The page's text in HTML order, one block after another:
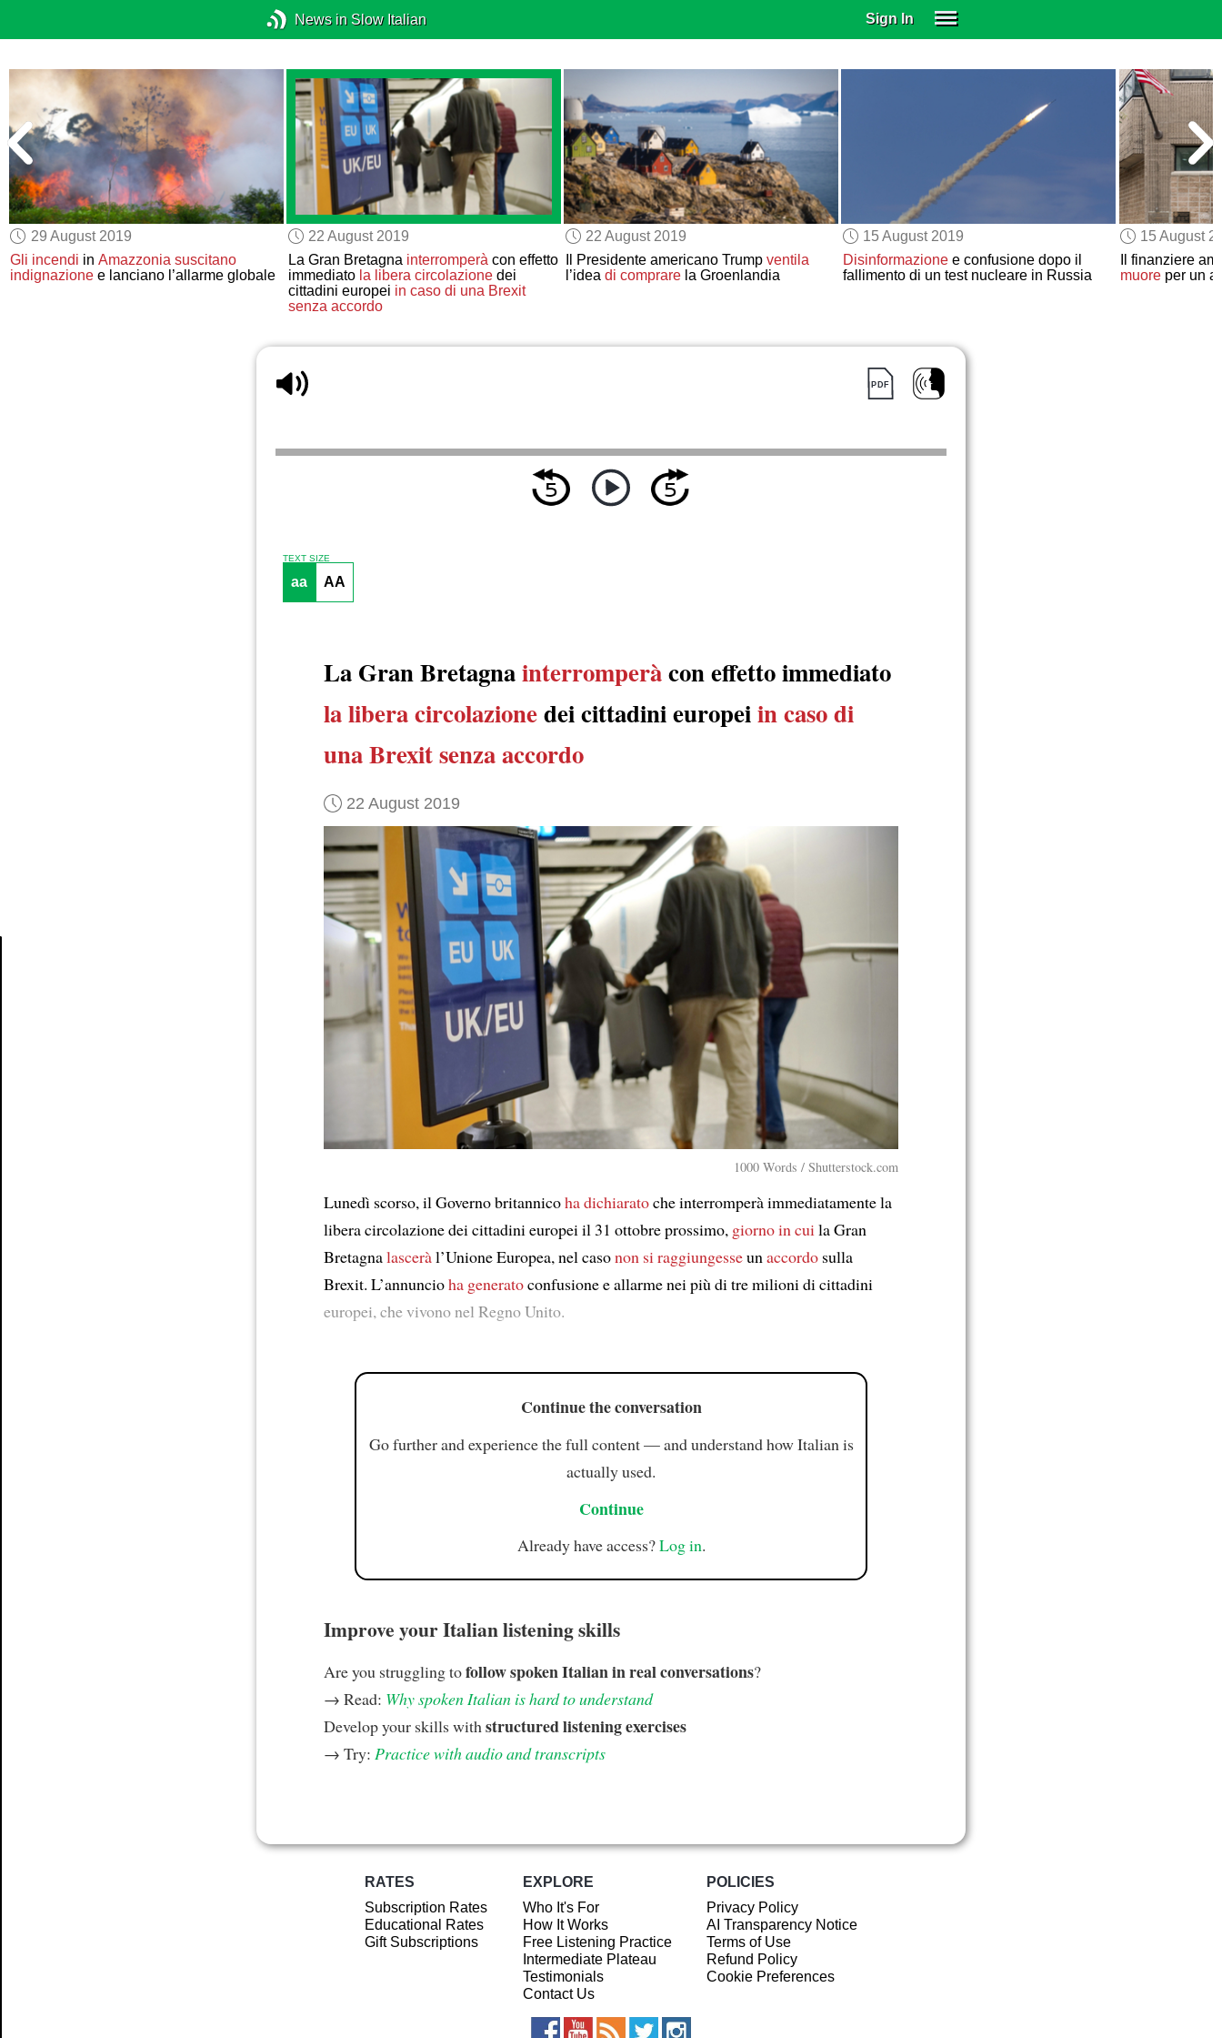
News in Slow Italian Sign In
EDUCATIONAL LICENSES
GIFT CARDS
OTHER LANGUAGES
ALEXA
ADJUST COLORS
29 August 2019
Gli incendi inAmazzonia suscitano
indignazione e lanciano l’allarme globale
22 August 2019
La Gran Bretagna interromperàcon effetto
immediato la libera circolazionedei
cittadini europei in caso di una Brexit
senza accordo
22 August 2019
Il Presidente americano Trump ventila
l’idea di comprarela Groenlandia
15 August 2019
Disinformazionee confusione dopo il
fallimento di un test nucleare in Russia
15 August
Il finanziere
muore per un
TEXT SIZE
aa AA
La Gran Bretagnainterromperàcon effetto immediato
la libera circolazionedei cittadini europeiin caso di
una Brexit senza accordo
22 August 2019
1000 Words / Shutterstock.com
Lunedì scorso, il Governo britannicoha dichiaratoche interromperà immediatamente la
libera circolazione dei cittadini europei il 31 ottobre prossimo, giorno in cuila Gran
Bretagnalasceràl’Unione Europea, nel casonon si raggiungesseunaccordo sulla
Brexit. L’annuncioha generatoconfusione e allarme nei più di tre milioni di cittadini
europei, che vivono nel Regno Unito.
Continue the conversation
Go further and experience the full content — and understand how Italian is
actually used.
Continue
Already have access?Log in.
Improve your Italian listening skills
Are you struggling tofollow spoken Italian in real conversations?
→ Read: Why spoken Italian is hard to understand
Develop your skills with structured listening exercises
→ Try: Practice with audio and transcripts
RATES
Subscription Rates
Educational Rates
Gift Subscriptions
EXPLORE
Who It's For
How It Works
Free Listening Practice
Intermediate Plateau
Testimonials
Contact Us
POLICIES
Privacy Policy
AI Transparency Notice
Terms of Use
Refund Policy
Cookie Preferences